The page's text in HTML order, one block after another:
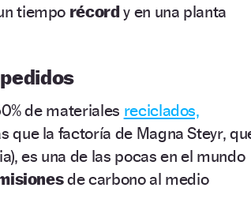
tiempo récordy en una planta
de materiales reciclados,
que la factoría de Magna Steyr,
es una de las pocas en el mundo
de carbono al medio